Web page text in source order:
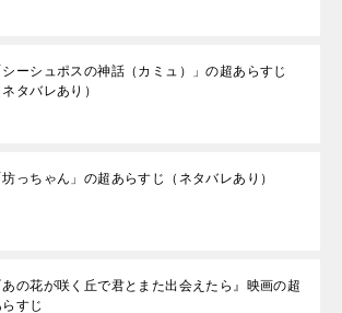
シーシュポスの神話（カミュ）」の超あらすじ
ネタバレあり）
坊っちゃん」の超あらすじ（ネタバレあり）
あの花が咲く丘で君とまた出会えたら』映画の超
すじ